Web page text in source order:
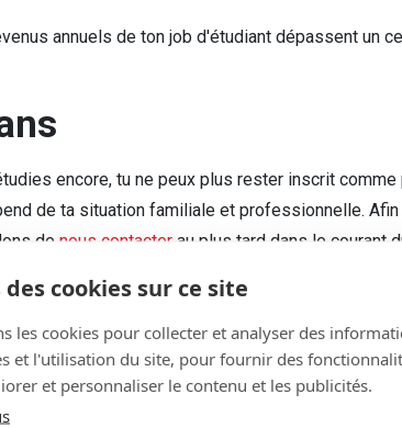
cookies sur ce site
les cookies pour collecter et analyser des
et l'utilisation du site, pour fournir des
et personnaliser le contenu et les publicités.
annuels de ton job d'étudiant dépassent un
encore, tu ne peux plus rester inscrit
de ta situation familiale et professionnelle.
de nous contacter au plus tard dans le courant
pour ne rien rater de